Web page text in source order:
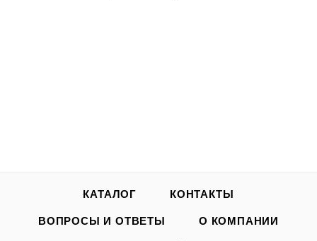
КАТАЛОГ КОНТАКТЫ
ВОПРОСЫ И ОТВЕТЫ О КОМПАНИИ